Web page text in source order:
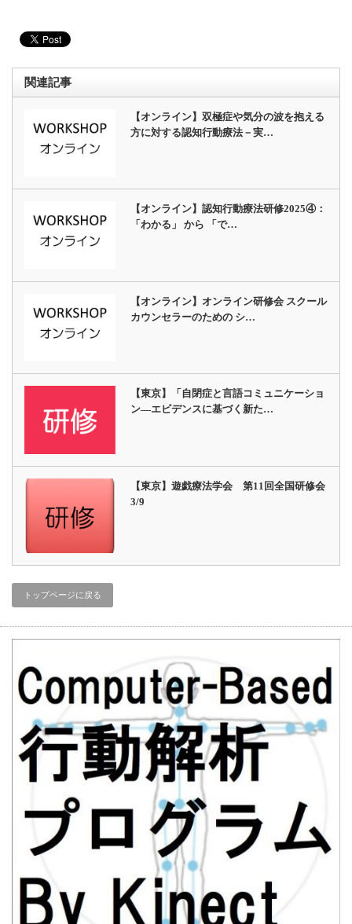
関連記事
【オンライン】双極症や気分の波を抱える
方に対する認知行動療法－実…
【オンライン】認知行動療法研修2025④：
「わかる」 から 「で…
【オンライン】オンライン研修会 スクール
カウンセラーのための シ…
【東京】「自閉症と言語コミュニケーショ
ン―エビデンスに基づく新た…
【東京】遊戯療法学会 第11回全国研修会
3/9
トップページに戻る